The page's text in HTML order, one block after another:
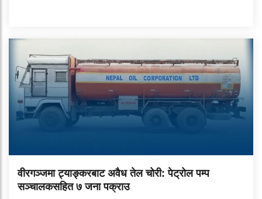
वीरगञ्जमा ट्याङ्करबाट अवैध तेल चोरी: पेट्रोल पम्प
सञ्चालकसहित ७ जना पक्राउ